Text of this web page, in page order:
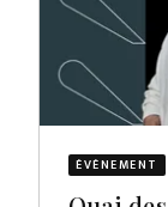
ÉVÈNEMENT